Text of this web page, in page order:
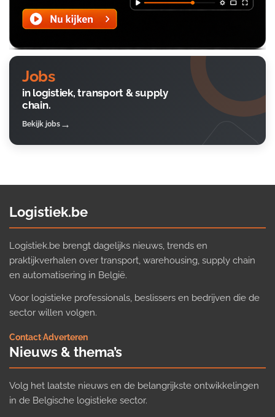
Jobs
in logistiek, transport & supply
chain.
Bekijk jobs
Logistiek.be
Logistiek.be brengt dagelijks nieuws, trends en
praktijkverhalen over transport, warehousing, supply chain
en automatisering in België.
Voor logistieke professionals, beslissers en bedrijven die de
sector willen volgen.
Contact·Adverteren
Nieuws & thema’s
Volg het laatste nieuws en de belangrijkste ontwikkelingen
in de Belgische logistieke sector.